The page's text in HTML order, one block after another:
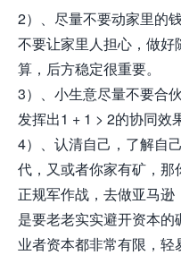
2）、尽量不要动家里的
不要让家里人担心，做
算，后方稳定很重要。
3）、小生意尽量不要合
发挥出1 + 1 > 2的协同效
4）、认清自己，了解自
代，又或者你家有矿，
正规军作战，去做亚马
是要老老实实避开资本
业者资本都非常有限，